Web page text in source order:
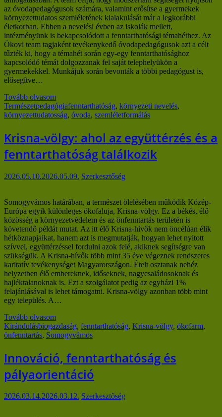
az óvodapedagógusok számára, valamint erősítse a gyermekek
környezettudatos szemléletének kialakulását már a legkorábbi
életkorban. Ebben a nevelési évben az iskolák mellett,
intézményünk is bekapcsolódott a fenntarthatósági témahéthez. Az
Ökovi team tagjaként tevékenykedő óvodapedagógusok azt a célt
tűzték ki, hogy a témahét során egy-egy fenntarthatósághoz
kapcsolódó témát dolgozzanak fel saját telephelyükön a
gyermekekkel. Munkájuk során bevonták a többi pedagógust is,
elősegítve…
Tovább olvasom
Természetpedagógiafenntarthatóság, környezeti nevelés,
környezettudatosság, óvoda, szemléletformálás
Krisna-völgy: ahol az együttérzés és a
fenntarthatóság találkozik
2026.05.10.2026.05.09. Szerkesztőség
Somogyvámos határában, a természet ölelésében működik Közép-
Európa egyik különleges ökofaluja, Krisna-völgy. Ez a békés, élő
közösség a környezetvédelem és az önfenntartás területén is
követendő példát mutat. Az itt élő Krisna-hívők nem öncélúan élik
hétköznapjaikat, hanem azt is megmutatják, hogyan lehet nyitott
szívvel, együttérzéssel fordulni azok felé, akiknek segítségre van
szükségük. A Krisna-hívők több mint 35 éve végeznek rendszeres
karitatív tevékenységet Magyarországon. Ételt osztanak nehéz
helyzetben élő embereknek, időseknek, nagycsaládosoknak és
hajléktalanoknak is. Ezt a szolgálatot pedig az egyházi 1%
felajánlásával is lehet támogatni. Krisna-völgy azonban több mint
egy település. A…
Tovább olvasom
Kirándulásbiogazdaság, fenntarthatóság, Krisna-völgy, ökofarm,
önfenntartás, Somogyvámos
Innováció, fenntarthatóság és
pályaorientáció
2026.03.14.2026.03.12. Szerkesztőség